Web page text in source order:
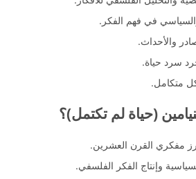
في فهم الفكر.
والأحداث.
سرد حياة.
متكامل.
(حياة لم تكتمل)؟
مفكري القرن العشرين.
وإنتاج الفكر الفلسفي.